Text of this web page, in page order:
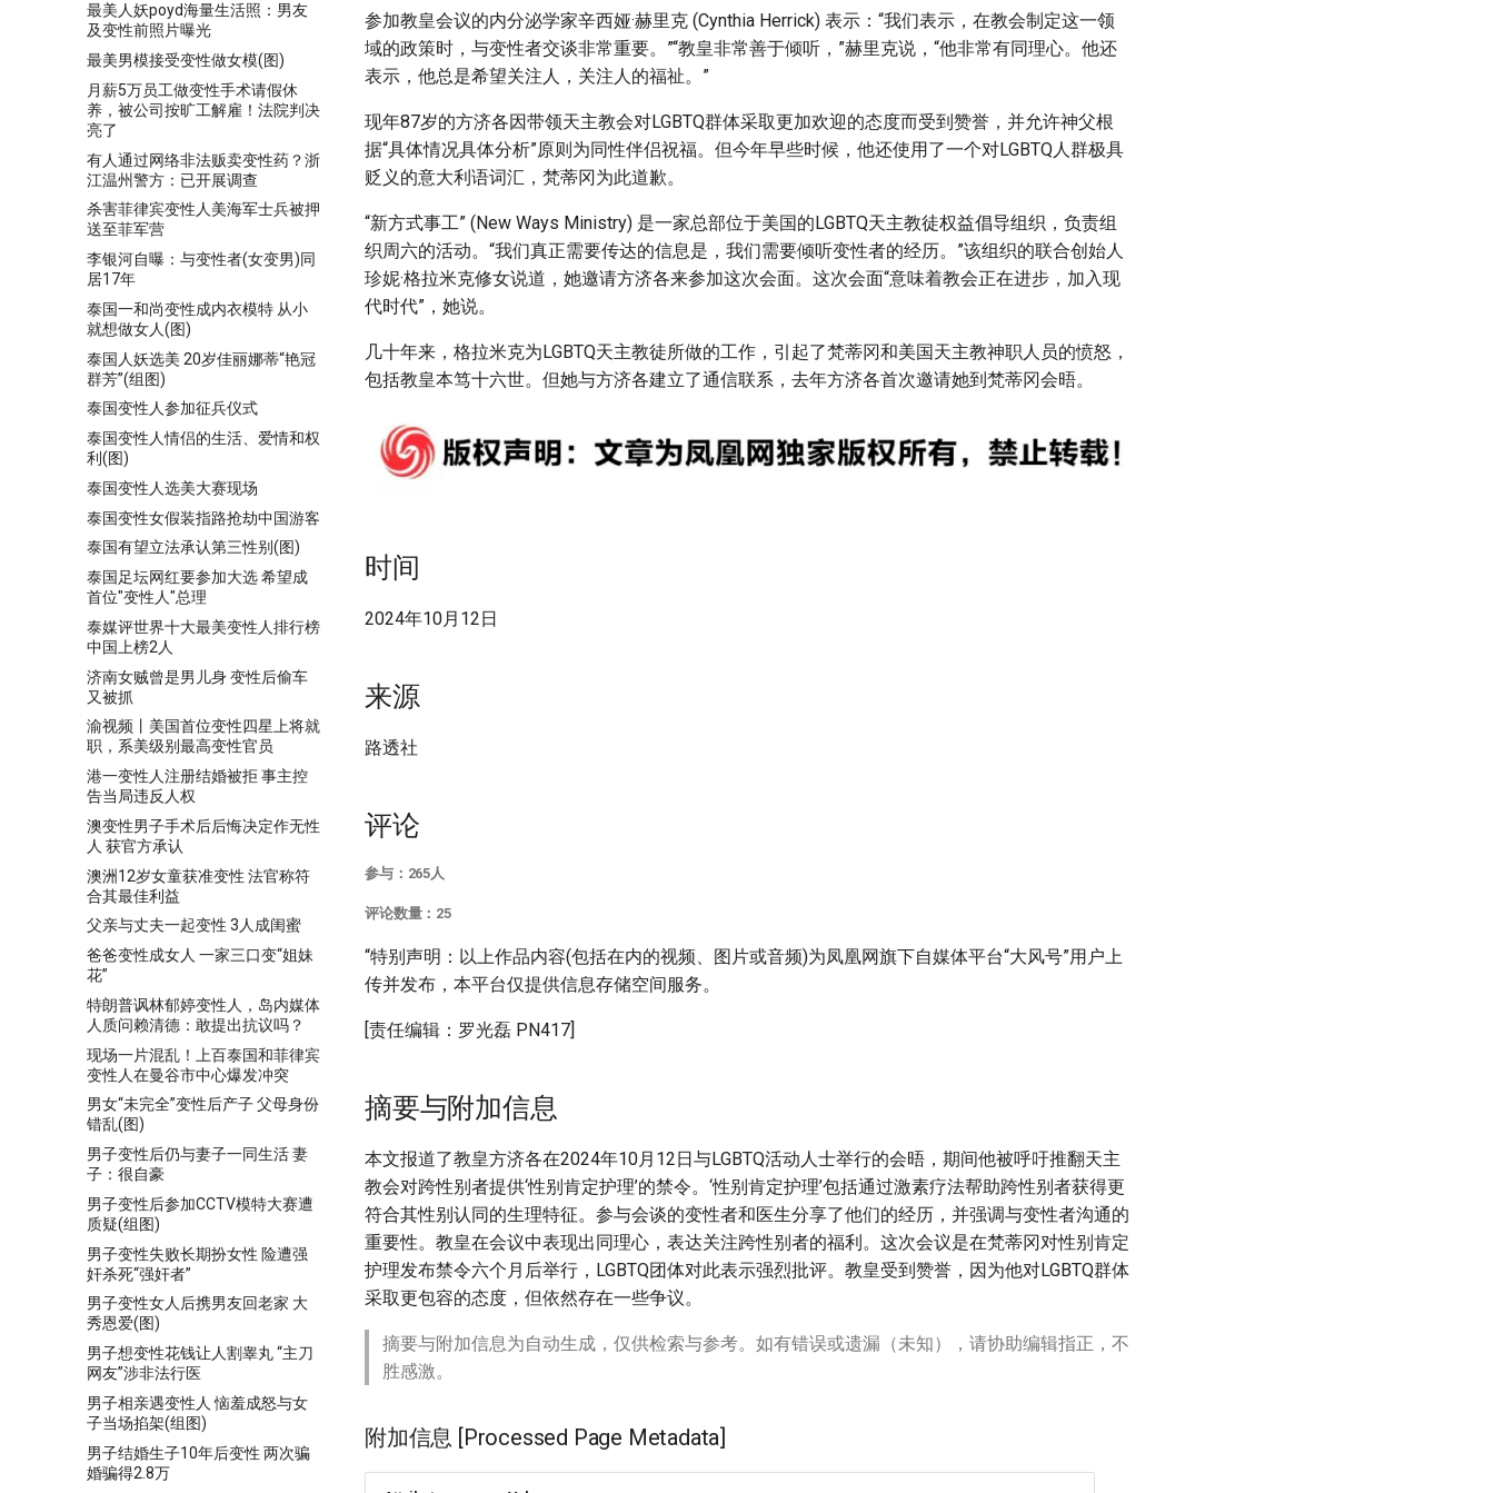
最美人妖poyd海量生活照：男友
及变性前照片曝光
最美男模接受变性做女模(图)
月薪5万员工做变性手术请假休
养，被公司按旷工解雇！法院判决
亮了
有人通过网络非法贩卖变性药？浙
江温州警方：已开展调查
杀害菲律宾变性人美海军士兵被押
送至菲军营
李银河自曝：与变性者(女变男)同
居17年
泰国一和尚变性成内衣模特 从小
就想做女人(图)
泰国人妖选美 20岁佳丽娜蒂“艳冠
群芳”(组图)
泰国变性人参加征兵仪式
泰国变性人情侣的生活、爱情和权
利(图)
泰国变性人选美大赛现场
泰国变性女假装指路抢劫中国游客
泰国有望立法承认第三性别(图)
泰国足坛网红要参加大选 希望成
首位"变性人"总理
泰媒评世界十大最美变性人排行榜
中国上榜2人
济南女贼曾是男儿身 变性后偷车
又被抓
渝视频丨美国首位变性四星上将就
职，系美级别最高变性官员
港一变性人注册结婚被拒 事主控
告当局违反人权
澳变性男子手术后后悔决定作无性
人 获官方承认
澳洲12岁女童获准变性 法官称符
合其最佳利益
父亲与丈夫一起变性 3人成闺蜜
爸爸变性成女人 一家三口变“姐妹
花”
特朗普讽林郁婷变性人，岛内媒体
人质问赖清德：敢提出抗议吗？
现场一片混乱！上百泰国和菲律宾
变性人在曼谷市中心爆发冲突
男女“未完全”变性后产子 父母身份
错乱(图)
男子变性后仍与妻子一同生活 妻
子：很自豪
男子变性后参加CCTV模特大赛遭
质疑(组图)
男子变性失败长期扮女性 险遭强
奸杀死“强奸者”
男子变性女人后携男友回老家 大
秀恩爱(图)
男子想变性花钱让人割睾丸 “主刀
网友”涉非法行医
男子相亲遇变性人 恼羞成怒与女
子当场掐架(组图)
男子结婚生子10年后变性 两次骗
婚骗得2.8万
参加教皇会议的内分泌学家辛西娅·赫里克 (Cynthia Herrick) 表示：“我们表示，在教会制定这一领
域的政策时，与变性者交谈非常重要。”“教皇非常善于倾听，”赫里克说，“他非常有同理心。他还
表示，他总是希望关注人，关注人的福祉。”
现年87岁的方济各因带领天主教会对LGBTQ群体采取更加欢迎的态度而受到赞誉，并允许神父根
据“具体情况具体分析”原则为同性伴侣祝福。但今年早些时候，他还使用了一个对LGBTQ人群极具
贬义的意大利语词汇，梵蒂冈为此道歉。
“新方式事工” (New Ways Ministry) 是一家总部位于美国的LGBTQ天主教徒权益倡导组织，负责组
织周六的活动。“我们真正需要传达的信息是，我们需要倾听变性者的经历。”该组织的联合创始人
珍妮·格拉米克修女说道，她邀请方济各来参加这次会面。这次会面“意味着教会正在进步，加入现
代时代”，她说。
几十年来，格拉米克为LGBTQ天主教徒所做的工作，引起了梵蒂冈和美国天主教神职人员的愤怒，
包括教皇本笃十六世。但她与方济各建立了通信联系，去年方济各首次邀请她到梵蒂冈会晤。
时间
2024年10月12日
来源
路透社
评论
参与：265人
评论数量：25
“特别声明：以上作品内容(包括在内的视频、图片或音频)为凤凰网旗下自媒体平台“大风号”用户上
传并发布，本平台仅提供信息存储空间服务。
[责任编辑：罗光磊 PN417]
摘要与附加信息
本文报道了教皇方济各在2024年10月12日与LGBTQ活动人士举行的会晤，期间他被呼吁推翻天主
教会对跨性别者提供‘性别肯定护理’的禁令。‘性别肯定护理’包括通过激素疗法帮助跨性别者获得更
符合其性别认同的生理特征。参与会谈的变性者和医生分享了他们的经历，并强调与变性者沟通的
重要性。教皇在会议中表现出同理心，表达关注跨性别者的福利。这次会议是在梵蒂冈对性别肯定
护理发布禁令六个月后举行，LGBTQ团体对此表示强烈批评。教皇受到赞誉，因为他对LGBTQ群体
采取更包容的态度，但依然存在一些争议。
摘要与附加信息为自动生成，仅供检索与参考。如有错误或遗漏（未知），请协助编辑指正，不
胜感激。
附加信息 [Processed Page Metadata]